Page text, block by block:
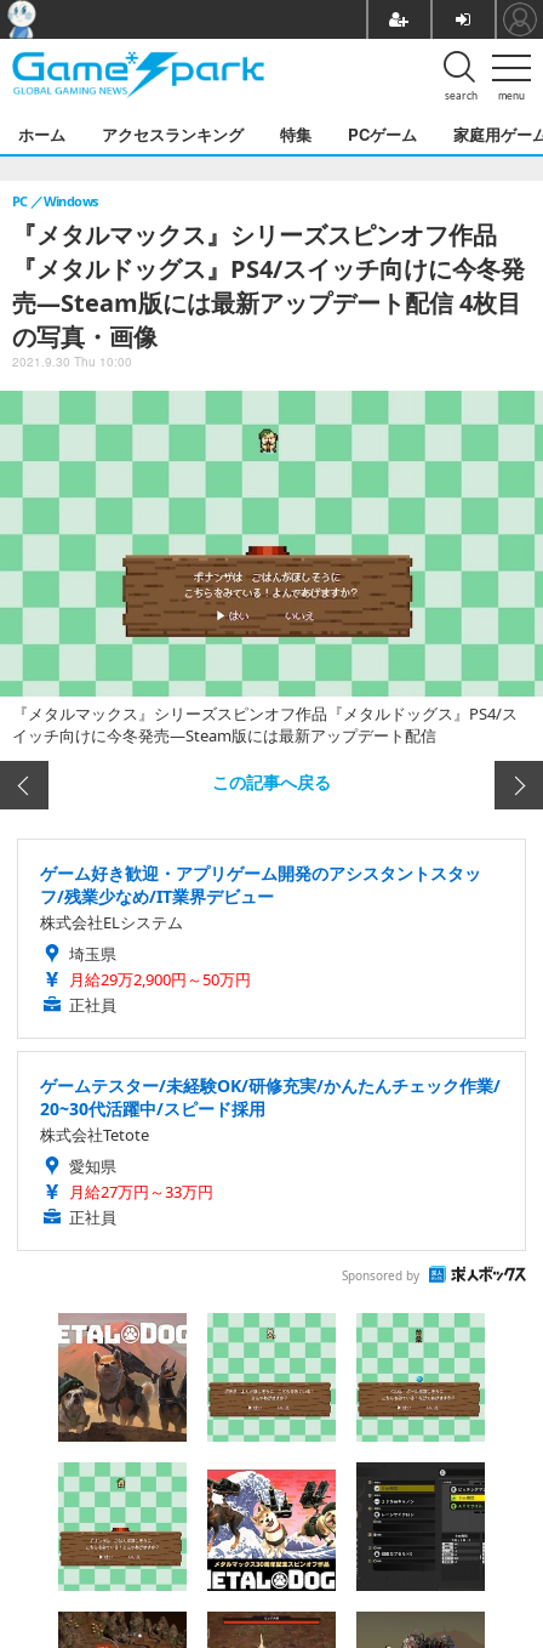
menu
search
ホーム アクセスランキング 特集 PCゲーム 家庭用ゲー
『メタルマックス』シリーズスピンオフ作品
『メタルドッグス』PS4/スイッチ向けに今冬発
売―Steam版には最新アップデート配信 4枚目
の写真・画像
PC Windows
2021.9.30 Thu 10:00
『メタルマックス』シリーズスピンオフ作品『メタルドッグス』PS4/ス
イッチ向けに今冬発売―Steam版には最新アップデート配信
この記事へ戻る
ゲーム好き歓迎・アプリゲーム開発のアシスタントスタッ
フ/残業少なめ/IT業界デビュー
株式会社ELシステム
埼玉県
月給29万2,900円～50万円
正社員
ゲームテスター/未経験OK/研修充実/かんたんチェック作業/
20~30代活躍中/スピード採用
株式会社Tetote
愛知県
月給27万円～33万円
正社員
Sponsored by